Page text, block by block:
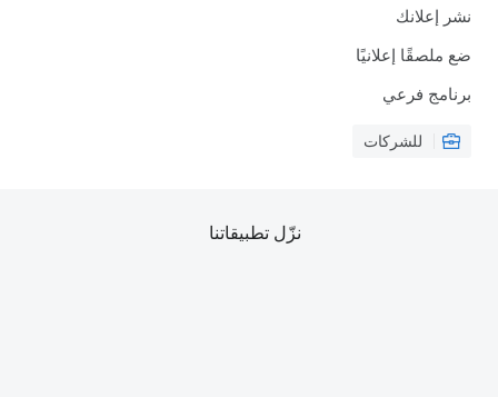
نشر إعلانك
ضع ملصقًا إعلانيًا
برنامج فرعي
للشركات
نزّل تطبيقاتنا